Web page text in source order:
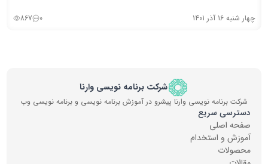
چهار شنبه 16 آذر 1401 0
867
شرکت برنامه نویسی وارنا
شرکت برنامه نویسی وارنا پیشرو در آموزش برنامه نویسی و برنامه نویسی وب
دسترسی سریع
صفحه اصلی
آموزش و استخدام
محصولات